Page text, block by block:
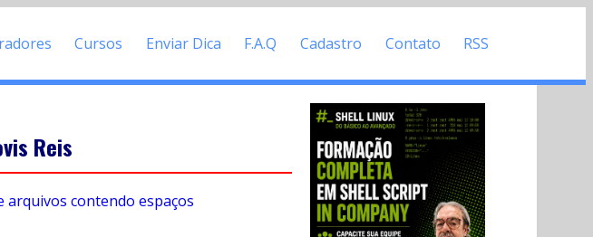
Cursos Enviar Dica F.A.Q Cadastro Contato RSS
Reis
arquivos contendo espaços